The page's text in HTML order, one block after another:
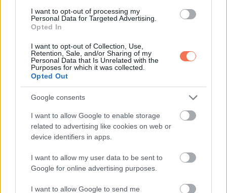
I want to opt-out of processing my
Personal Data for Targeted Advertising.
Opted In
I want to opt-out of Collection, Use,
Retention, Sale, and/or Sharing of my
Personal Data that Is Unrelated with the
Purposes for which it was collected.
Opted Out
Google consents
I want to allow Google to enable storage
related to advertising like cookies on web or
device identifiers in apps.
I want to allow my user data to be sent to
Google for online advertising purposes.
I want to allow Google to send me
16. Snoopy